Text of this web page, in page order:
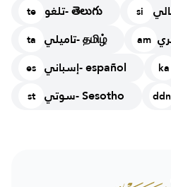
te تلغو- తెలుగు si
ta تاميلي- தமிழ் am
es إسباني- español ka
st سوتي- Sesotho ddn